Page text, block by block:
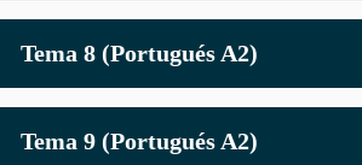
Tema 8 (Portugués A2)
Tema 9 (Portugués A2)